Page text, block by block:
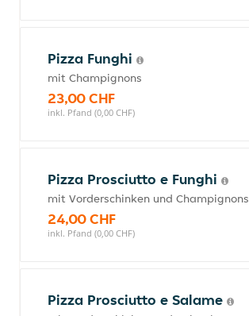
Pizza Funghi
mit Champignons
23,00 CHF
inkl. Pfand (0,00 CHF)
Pizza Prosciutto e Funghi
mit Vorderschinken und Champignons
24,00 CHF
inkl. Pfand (0,00 CHF)
Pizza Prosciutto e Salame